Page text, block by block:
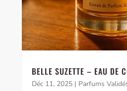
BELLE SUZETTE – EAU DE
Déc 11, 2025| Parfums